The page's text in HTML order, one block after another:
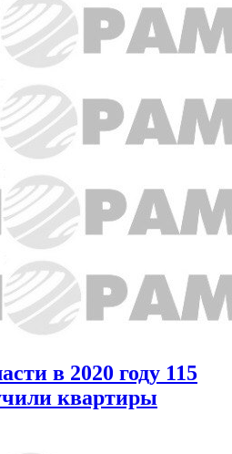
в 2020 году 115
квартиры